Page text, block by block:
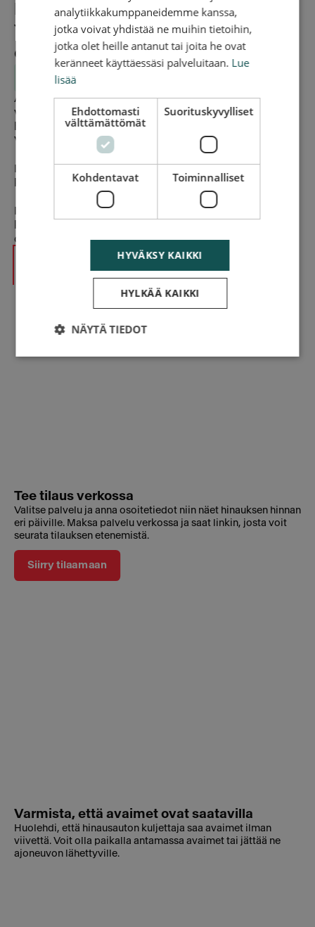
Hinauksen tarkan hinnan
Ylistarossa saat antamalla
osoitetiedot
Alkaen 119 €
Antamalla osoitetiedot näet hinnan hinaukselle
välittömästi ja tuleville päiville. Edullisimmillaan
hinaus Ylistarossa on silloin, kun sinulla ei ole kiire.
Valitse tällöin hinaus 1-3 arkipäivän sisällä.
Hinauksen hinta sisältää auton noudon ja viennin
korjaamolle tai muuhun paikkaan.
Hinauspalvelu Ylistarossa hoituu REDGO Ylistaron
olla varma, että asia sujuu nopeasti ja vaivattomasti.
Tee tilaus verkossa
Valitse palvelu ja anna osoitetiedot niin näet hinauksen hinnan
eri päiville. Maksa palvelu verkossa ja saat linkin, josta voit
seurata tilauksen etenemistä.
Siirry tilaamaan
Varmista, että avaimet ovat saatavilla
Huolehdi, että hinausauton kuljettaja saa avaimet ilman
viivettä. Voit olla paikalla antamassa avaimet tai jättää ne
ajoneuvon lähettyville.
analytiikkakumppaneidemme kanssa,
jotka voivat yhdistää ne muihin tietoihin,
jotka olet heille antanut tai joita he ovat
keränneet käyttäessäsi palveluitaan. Lue
lisää
Ehdottomasti
välttämättömät
Suorituskyvylliset
Kohdentavat Toiminnalliset
HYVÄKSY KAIKKI
HYLKÄÄ KAIKKI
NÄYTÄ TIEDOT